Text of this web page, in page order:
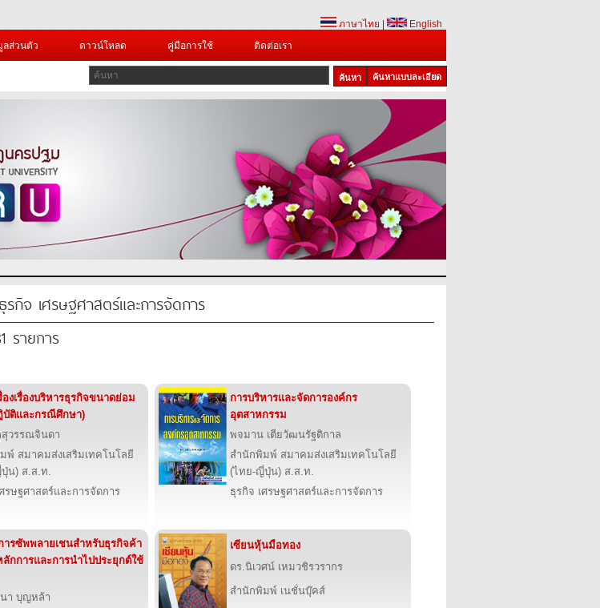
ภาษาไทย
English
ลส่วนตัว ดาวน์โหลด คู่มือการใช้ ติดต่อเรา
ค้นหาแบบละเอียด
จ เศรษฐศาสตร์และการจัดการ
รายการ
องเรื่องบริหารธุรกิจขนาดย่อม
บัติและกรณีศึกษา)
วรรณจินดา
พ์ สมาคมส่งเสริมเทคโนโลยี
น) ส.ส.ท.
รษฐศาสตร์และการจัดการ
การบริหารและจัดการองค์กร
อุตสาหกรรม
พจมาน เตียวัฒนรัฐติกาล
สำนักพิมพ์ สมาคมส่งเสริมเทคโนโลยี
(ไทย-ญี่ปุ่น) ส.ส.ท.
ธุรกิจ เศรษฐศาสตร์และการจัดการ
ารซัพพลายเชนสำหรับธุรกิจค้า
กการและการนำไปประยุกต์ใช้
นา บุญหล้า
เซียนหุ้นมือทอง
ดร.นิเวศน์ เหมวชิรวรากร
สำนักพิมพ์ เนชั่นบุ๊คส์